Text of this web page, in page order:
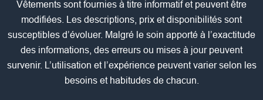
Vêtements sont fournies à titre informatif et peuvent être
modifiées. Les descriptions, prix et disponibilités sont
susceptibles d’évoluer. Malgré le soin apporté à l’exactitude
des informations, des erreurs ou mises à jour peuvent
survenir. L’utilisation et l’expérience peuvent varier selon les
besoins et habitudes de chacun.